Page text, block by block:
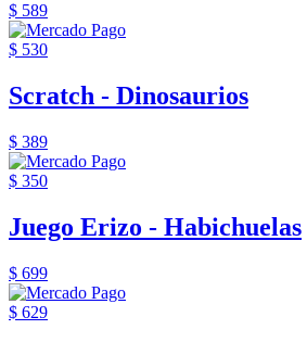
$ 589
$ 530
Scratch - Dinosaurios
$ 389
$ 350
Juego Erizo - Habichuelas
$ 699
$ 629